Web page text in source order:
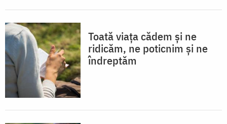
Toată viața cădem și ne
ridicăm, ne poticnim și ne
îndreptăm